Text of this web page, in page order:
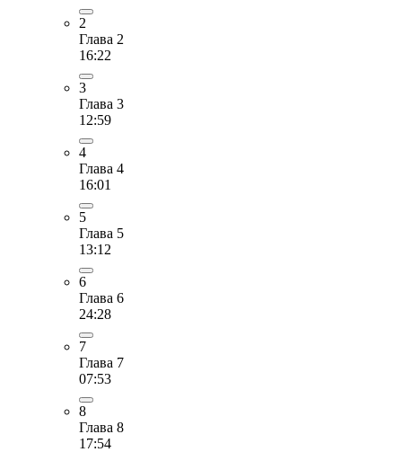
2
Глава 2
16:22
3
Глава 3
12:59
4
Глава 4
16:01
5
Глава 5
13:12
6
Глава 6
24:28
7
Глава 7
07:53
8
Глава 8
17:54